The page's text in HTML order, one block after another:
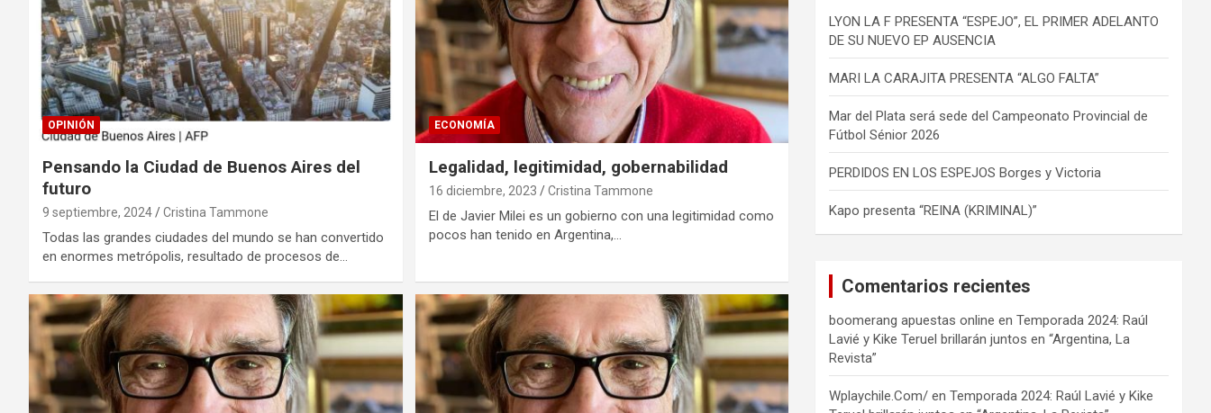
OPINIÓN
Pensando la Ciudad de Buenos Aires del
futuro
9 septiembre, 2024 Cristina Tammone
Todas las grandes ciudades del mundo se han convertido
en enormes metrópolis, resultado de procesos de…
ECONOMÍA
Legalidad, legitimidad, gobernabilidad
16 diciembre, 2023 Cristina Tammone
El de Javier Milei es un gobierno con una legitimidad como
pocos han tenido en Argentina,…
LYON LA F PRESENTA “ESPEJO”, EL PRIMER ADELANTO
DE SU NUEVO EP AUSENCIA
MARI LA CARAJITA PRESENTA “ALGO FALTA”
Mar del Plata será sede del Campeonato Provincial de
Fútbol Sénior 2026
PERDIDOS EN LOS ESPEJOS Borges y Victoria
Kapo presenta “REINA (KRIMINAL)”
Comentarios recientes
boomerang apuestas online enTemporada 2024: Raúl
Lavié y Kike Teruel brillarán juntos en “Argentina, La
Revista”
Wplaychile.Com/ enTemporada 2024: Raúl Lavié y Kike